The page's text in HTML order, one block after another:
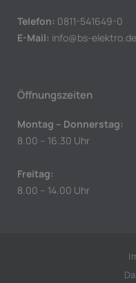
Telefon: 0811-541649-0
E-Mail: info@bs-elektro.de
Öffnungszeiten
Montag – Donnerstag:
8.00 – 16.30 Uhr
Freitag:
8.00 – 14.00 Uhr